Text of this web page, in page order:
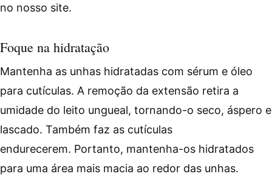
no nosso site.
Foque na hidratação
Mantenha as unhas hidratadas com sérum e óleo
para cutículas. A remoção da extensão retira a
umidade do leito ungueal, tornando-o seco, áspero e
lascado. Também faz as cutículas
endurecerem. Portanto, mantenha-os hidratados
para uma área mais macia ao redor das unhas.